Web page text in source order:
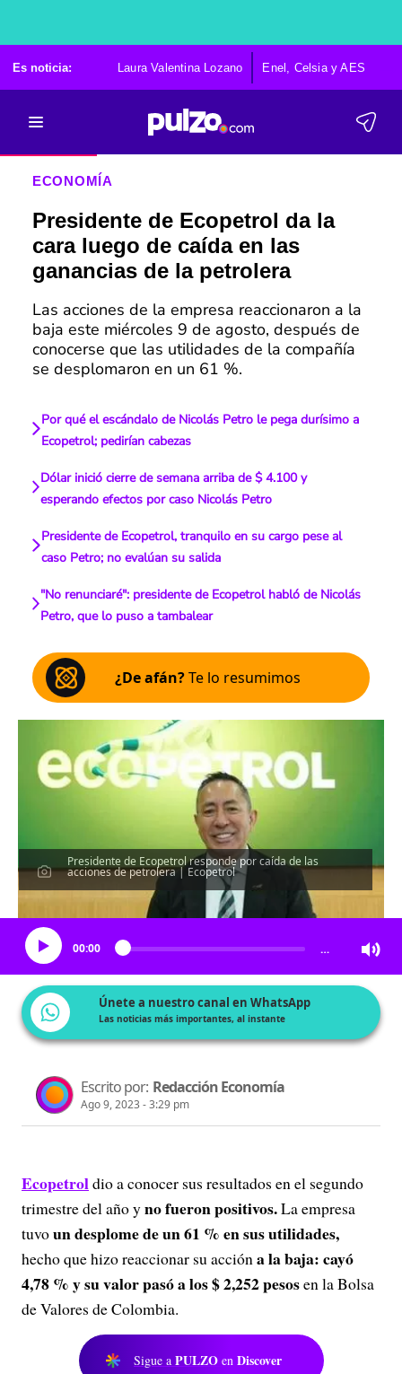
Es noticia: Laura Valentina Lozano Enel, Celsia y AES
ECONOMÍA
Presidente de Ecopetrol da la
cara luego de caída en las
ganancias de la petrolera
Las acciones de la empresa reaccionaron a la
baja este miércoles 9 de agosto, después de
conocerse que las utilidades de la compañía
se desplomaron en un 61 %.
Por qué el escándalo de Nicolás Petro le pega durísimo a
Ecopetrol; pedirían cabezas
Dólar inició cierre de semana arriba de $ 4.100 y
esperando efectos por caso Nicolás Petro
Presidente de Ecopetrol, tranquilo en su cargo pese al
caso Petro; no evalúan su salida
"No renunciaré": presidente de Ecopetrol habló de Nicolás
Petro, que lo puso a tambalear
¿De afán?Te lo resumimos
Presidente de Ecopetrol responde por caída de las
acciones de petrolera | Ecopetrol
Escucha el artículo
00:00 …
Únete a nuestro canal en WhatsApp
Las noticias más importantes, al instante
Escrito por: Redacción Economía
Ago 9, 2023 - 3:29 pm
Ecopetroldio a conocer sus resultados en el segundo
trimestre del año yno fueron positivos.La empresa
tuvoun desplome de un 61 % en sus utilidades,
hecho que hizo reaccionar su accióna la baja: cayó
4,78 % y su valor pasó a los $ 2,252 pesosen la Bolsa
de Valores de Colombia.
Sigue a PULZO en Discover